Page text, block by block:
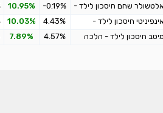
אלטשולר שחם חיסכון לילד -
-0.19%
10.95%
אינפיניטי חיסכון לילד -
4.43%
10.03%
מיטב חיסכון לילד - הלכה
4.57%
7.89%